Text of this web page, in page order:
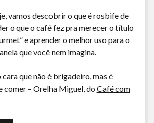
vamos descobrir o que é rosbife de
o que o café fez pra merecer o título
e aprender o melhor uso para o
que você nem imagina.
que não é brigadeiro, mas é
comer – Orelha Miguel, do Café com